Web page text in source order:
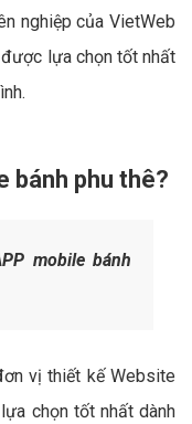
nghiệp của VietWeb
lựa chọn tốt nhất
bánh phu thê?
mobile bánh
vị thiết kế Website
chọn tốt nhất dành